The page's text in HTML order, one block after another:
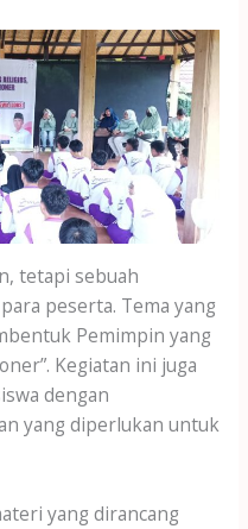
tetapi sebuah
peserta. Tema yang
Pemimpin yang
Kegiatan ini juga
dengan
yang diperlukan untuk
yang dirancang